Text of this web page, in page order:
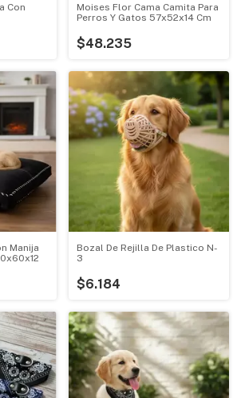
Con
Moises Flor Cama Camita Para
Perros Y Gatos 57x52x14 Cm
$48.235
Manija
Bozal De Rejilla De Plastico N-
3
$6.184